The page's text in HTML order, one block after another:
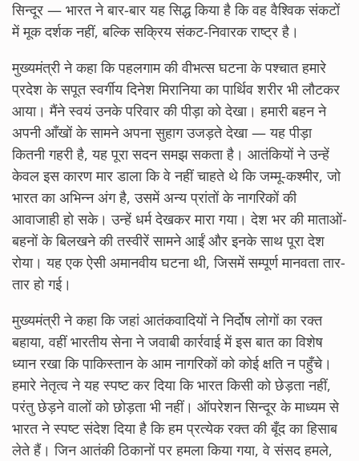
सिन्दूर — भारत ने बार-बार यह सिद्ध किया है कि वह वैश्विक संकटों
में मूक दर्शक नहीं, बल्कि सक्रिय संकट-निवारक राष्ट्र है।
मुख्यमंत्री ने कहा कि पहलगाम की वीभत्स घटना के पश्चात हमारे
प्रदेश के सपूत स्वर्गीय दिनेश मिरानिया का पार्थिव शरीर भी लौटकर
आया। मैंने स्वयं उनके परिवार की पीड़ा को देखा। हमारी बहन ने
अपनी आँखों के सामने अपना सुहाग उजड़ते देखा — यह पीड़ा
कितनी गहरी है, यह पूरा सदन समझ सकता है। आतंकियों ने उन्हें
केवल इस कारण मार डाला कि वे नहीं चाहते थे कि जम्मू-कश्मीर, जो
भारत का अभिन्न अंग है, उसमें अन्य प्रांतों के नागरिकों की
आवाजाही हो सके। उन्हें धर्म देखकर मारा गया। देश भर की माताओं-
बहनों के बिलखने की तस्वीरें सामने आईं और इनके साथ पूरा देश
रोया। यह एक ऐसी अमानवीय घटना थी, जिसमें सम्पूर्ण मानवता तार-
तार हो गई।
मुख्यमंत्री ने कहा कि जहां आतंकवादियों ने निर्दोष लोगों का रक्त
बहाया, वहीं भारतीय सेना ने जवाबी कार्रवाई में इस बात का विशेष
ध्यान रखा कि पाकिस्तान के आम नागरिकों को कोई क्षति न पहुँचे।
हमारे नेतृत्व ने यह स्पष्ट कर दिया कि भारत किसी को छेड़ता नहीं,
परंतु छेड़ने वालों को छोड़ता भी नहीं। ऑपरेशन सिन्दूर के माध्यम से
भारत ने स्पष्ट संदेश दिया है कि हम प्रत्येक रक्त की बूँद का हिसाब
लेते हैं। जिन आतंकी ठिकानों पर हमला किया गया, वे संसद हमले,